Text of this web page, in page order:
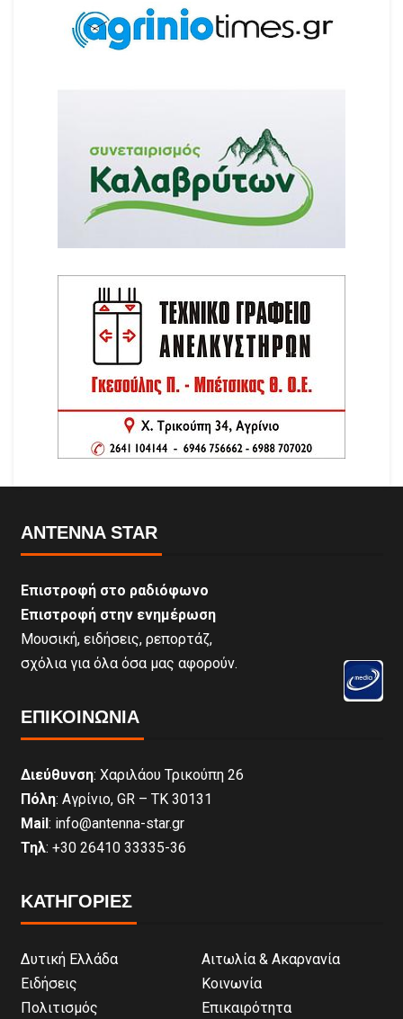
ANTENNA STAR
Επιστροφή στο ραδιόφωνο
Επιστροφή στην ενημέρωση
Μουσική, ειδήσεις, ρεπορτάζ,
σχόλια για όλα όσα μας αφορούν.
ΕΠΙΚΟΙΝΩΝΊΑ
Διεύθυνση: Χαριλάου Τρικούπη 26
Πόλη: Αγρίνιο, GR – ΤΚ 30131
Mail: info@antenna-star.gr
Τηλ: +30 26410 33335-36
ΚΑΤΗΓΟΡΙΕΣ
Δυτική Ελλάδα
Αιτωλία & Ακαρνανία
Ειδήσεις
Κοινωνία
Πολιτισμός
Επικαιρότητα